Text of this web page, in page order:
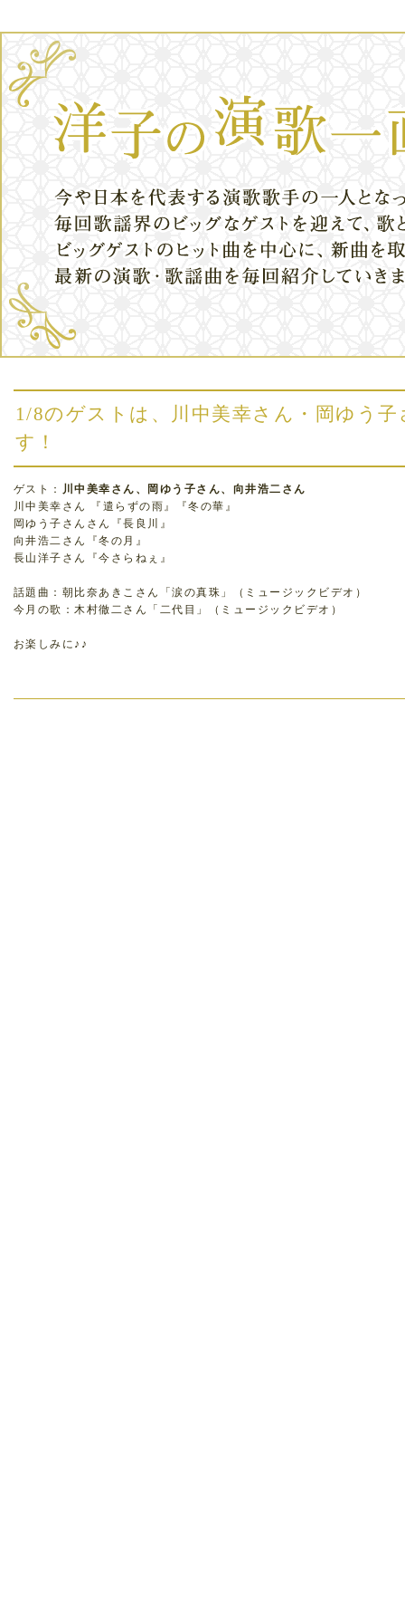
1/8のゲストは、川中美幸さん・岡ゆう
す！
ゲスト： 川中美幸さん、岡ゆう子さん、向井浩二さん
川中美幸さん 『遣らずの雨』『冬の華』
岡ゆう子さんさん『長良川』
向井浩二さん『冬の月』
長山洋子さん『今さらねぇ』
話題曲：朝比奈あきこさん「涙の真珠」（ミュージックビデオ）
今月の歌：木村徹二さん「二代目」（ミュージックビデオ）
お楽しみに♪♪